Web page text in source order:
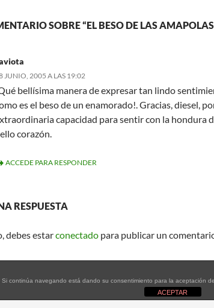
SOBRE “EL BESO DE LAS
JUNIO, 2005 A LAS 19:02
bellísima manera de expresar tan lindo
es el beso de un enamorado!. Gracias, diesel,
capacidad para sentir con la hondura
corazón.
ACCEDE PARA RESPONDER
RESPUESTA
debes estarconectado para publicar un
continúa navegando está dando su consentimiento para la aceptación
ACEPTAR